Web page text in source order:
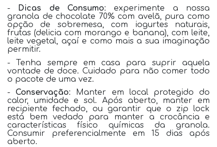
- Dicas de Consumo: experimente a nossa
granola de chocolate 70% com avelã, pura como
opção de sobremesa, com iogurtes naturais,
frutas (delicia com morango e banana), com leite,
leite vegetal, açaí e como mais a sua imaginação
permitir.
- Tenha sempre em casa para suprir aquela
vontade de doce. Cuidado para não comer todo
o pacote de uma vez.
- Conservação: Manter em local protegido do
calor, umidade e sol. Após aberto, manter em
recipiente fechado, ou garantir que o zip lock
está bem vedado para manter a crocância e
características físico químicas da granola.
Consumir preferencialmente em 15 dias após
aberto.